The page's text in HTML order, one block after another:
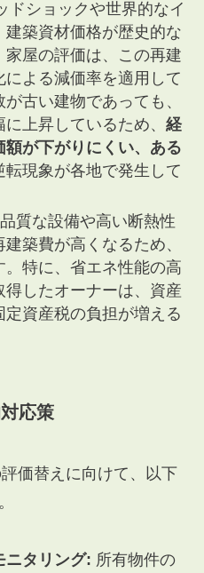
ドショックや世界的なイ
建築資材価格が歴史的な
屋の評価は、この再建
よる減価率を適用して
古い建物であっても、
上昇しているため、 経
が下がりにくい、ある
転現象が各地で発生して
質な設備や高い断熱性
築費が高くなるため、
特に、省エネ性能の高
したオーナーは、資産
資産税の負担が増える
応策
価替えに向けて、以下
ニタリング: 所有物件の